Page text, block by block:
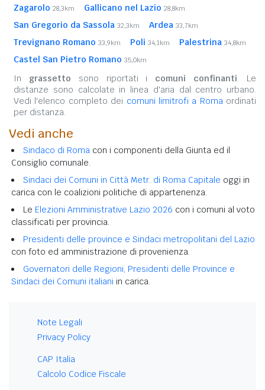
Zagarolo 28,3km Gallicano nel Lazio 28,8km
San Gregorio da Sassola 32,3km Ardea 33,7km
Trevignano Romano 33,9km Poli 34,1km Palestrina 34,8km
Castel San Pietro Romano 35,0km
In grassetto sono riportati i comuni confinanti. Le
distanze sono calcolate in linea d'aria dal centro urbano.
Vedi l'elenco completo dei comuni limitrofi a Romaordinati
per distanza.
Vedi anche
Sindaco di Roma con i componenti della Giunta ed il
Consiglio comunale.
Sindaci dei Comuni in Città Metr. di Roma Capitale oggi in
carica con le coalizioni politiche di appartenenza.
Le Elezioni Amministrative Lazio 2026 con i comuni al voto
classificati per provincia.
Presidenti delle province e Sindaci metropolitani del Lazio
con foto ed amministrazione di provenienza.
Governatori delle Regioni, Presidenti delle Province e
Sindaci dei Comuni italiani in carica.
Note Legali
Privacy Policy
CAP Italia
Calcolo Codice Fiscale